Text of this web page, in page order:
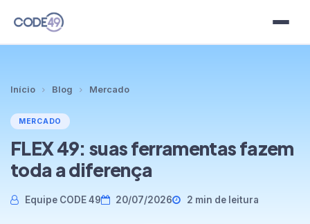
Clientes
Blog
Início Blog Mercado
MERCADO
FLEX 49: suas ferramentas fazem
toda a diferença
Equipe CODE 49 20/07/2026 2 min de leitura